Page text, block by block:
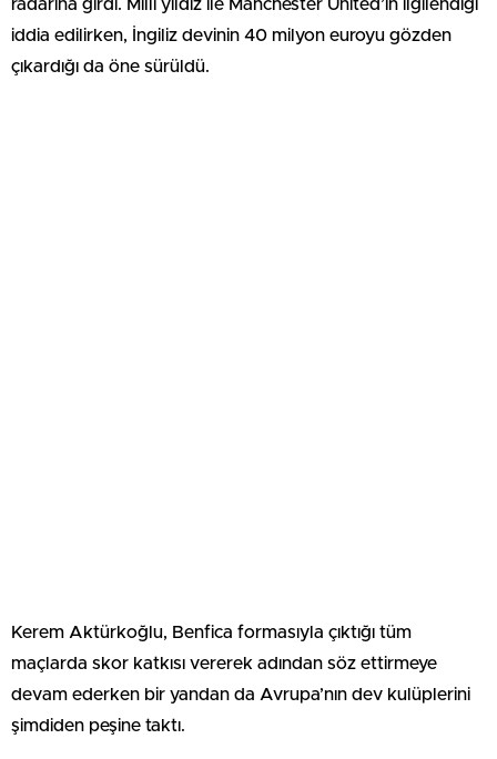
radarına girdi. Milli yıldız ile Manchester United’ın ilgilendiği
iddia edilirken, İngiliz devinin 40 milyon euroyu gözden
çıkardığı da öne sürüldü.
Kerem Aktürkoğlu, Benfica formasıyla çıktığı tüm
maçlarda skor katkısı vererek adından söz ettirmeye
devam ederken bir yandan da Avrupa’nın dev kulüplerini
şimdiden peşine taktı.